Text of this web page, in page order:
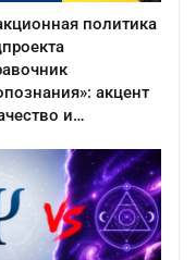
политика
акцент
и…